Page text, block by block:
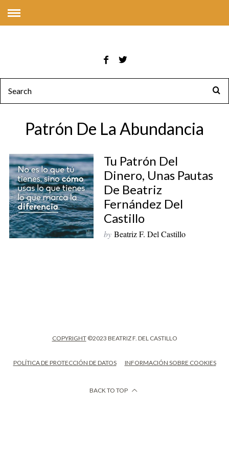
Patrón De La Abundancia
Tu Patrón Del
Dinero, Unas Pautas
De Beatriz
Fernández Del
Castillo
by Beatriz F. Del Castillo
COPYRIGHT©2023 BEATRIZ F. DEL CASTILLO
POLÍTICA DE PROTECCIÓN DE DATOS INFORMACIÓN SOBRE COOKIES
BACK TO TOP